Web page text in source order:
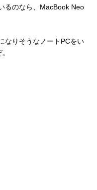
るのなら、MacBook Neo
なりそうなノートPCをい